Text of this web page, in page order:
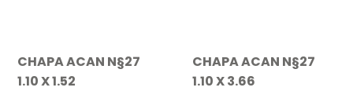
CHAPA ACAN N§27
1.10 X 1.52
CHAPA ACAN N§27
1.10 X 3.66